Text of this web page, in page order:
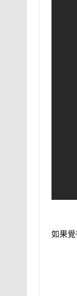
如果覺